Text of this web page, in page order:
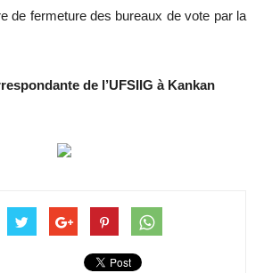
de fermeture des bureaux de vote par la
de l’UFSIIG à Kankan